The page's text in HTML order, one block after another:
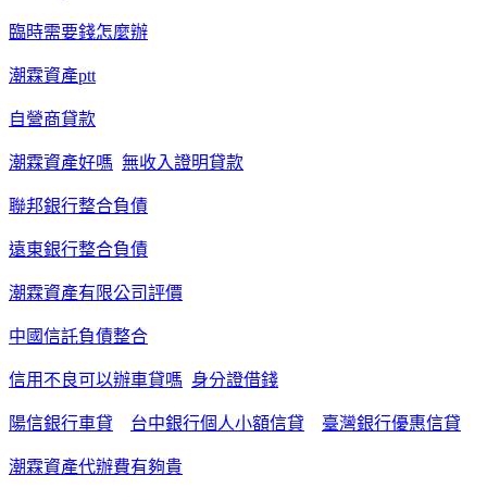
臨時需要錢怎麼辦
潮霖資產ptt
自營商貸款
潮霖資產好嗎 無收入證明貸款
聯邦銀行整合負債
遠東銀行整合負債
潮霖資產有限公司評價
中國信託負債整合
信用不良可以辦車貸嗎 身分證借錢
陽信銀行車貸 台中銀行個人小額信貸 臺灣銀行優惠信貸
潮霖資產代辦費有夠貴